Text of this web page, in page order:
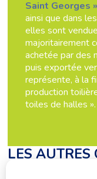
Saint Georges »
ainsi que dans
elles sont
majoritairement
achetée par des
puis exportée
représente, à la
production
toiles de halles ».
LES AUTRES